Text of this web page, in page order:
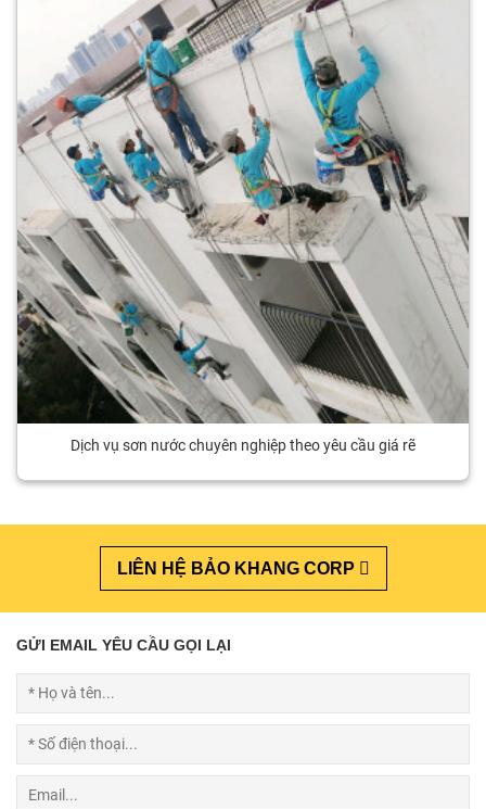
Dịch vụ sơn nước chuyên nghiệp theo yêu cầu giá rẽ
LIÊN HỆ BẢO KHANG CORP
GỬI EMAIL YÊU CẦU GỌI LẠI